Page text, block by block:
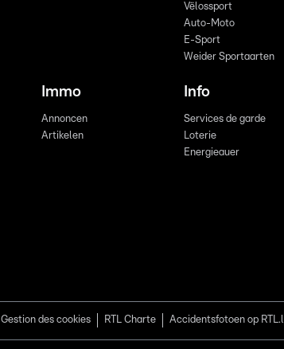
Vëlossport
Auto-Moto
E-Sport
Weider Sportaarten
Immo
Annoncen
Artikelen
Info
Services de garde
Loterie
Energieauer
Gestion des cookies RTL Charte Accidentsfotoen op